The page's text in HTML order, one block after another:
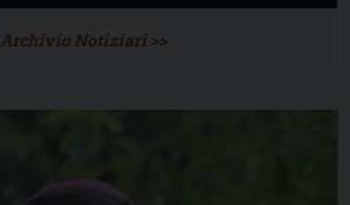
Archivio Notiziari >>